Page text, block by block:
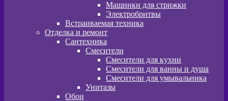
Машинки для стрижки
Электробритвы
Встраиваемая техника
Отделка и ремонт
Сантехника
Смесители
Смесители для кухни
Смесители для ванны и душа
Смесители для умывальника
Унитазы
Обои